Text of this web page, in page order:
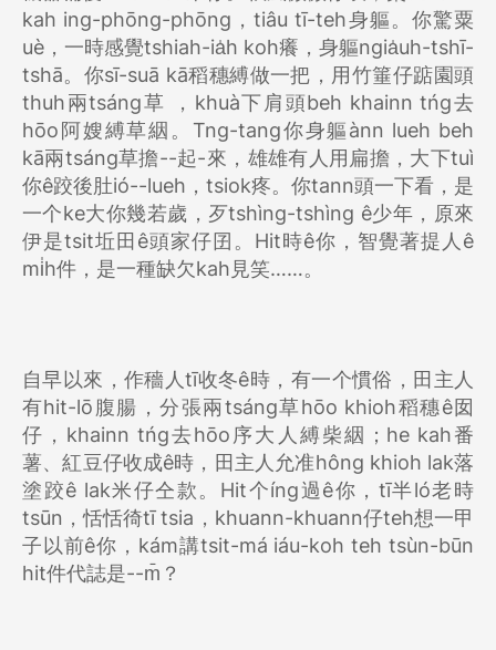
kah ing-phōng-phōng，tiâu tī-teh身軀。你驚粟
uè，一時感覺tshiah-ia̍h koh癢，身軀ngia̍uh-tshī-
tshā。你sī-suā kā稻穗縛做一把，用竹箠仔踮園頭
thuh兩tsáng草 ，khuà下肩頭beh khainn tńg去
hōo阿嫂縛草絪。Tng-tang你身軀ànn lueh beh
kā兩tsáng草擔--起-來，雄雄有人用扁擔，大下tuì
你ê跤後肚ió--lueh，tsiok疼。你tann頭一下看，是
一个ke大你幾若歲，歹tshìng-tshìng ê少年，原來
伊是tsit坵田ê頭家仔囝。Hit時ê你，智覺著提人ê
mi̍h件，是一種缺欠kah見笑……。
自早以來，作穡人tī收冬ê時，有一个慣俗，田主人
有hit-lō腹腸，分張兩tsáng草hōo khioh稻穗ê囡
仔，khainn tńg去hōo序大人縛柴絪；he kah番
薯、紅豆仔收成ê時，田主人允准hông khioh lak落
塗跤ê lak米仔仝款。Hit个íng過ê你，tī半ló老時
tsūn，恬恬徛tī tsia，khuann-khuann仔teh想一甲
子以前ê你，kám講tsit-má iáu-koh teh tsùn-būn
hit件代誌是--m̄？